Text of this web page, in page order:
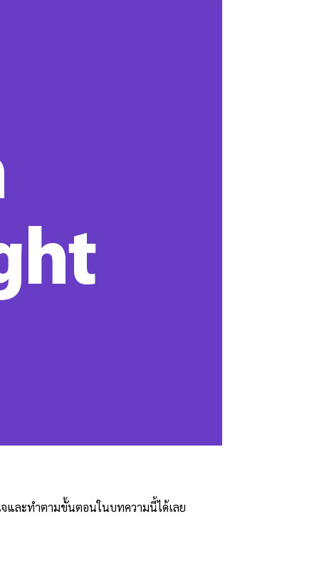
จและทำตามขั้นตอนในบทความนี้ได้เลย